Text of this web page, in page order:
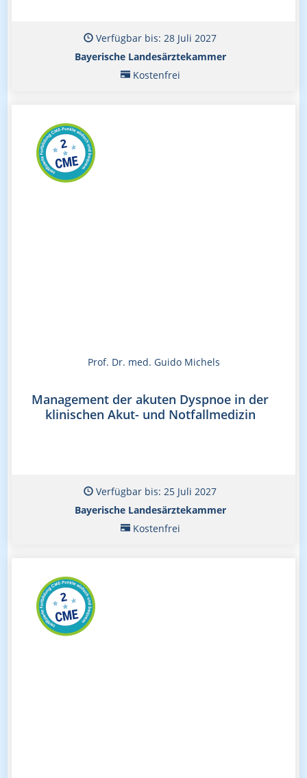
Verfügbar bis: 28 Juli 2027
Bayerische Landesärztekammer
Kostenfrei
Prof. Dr. med. Guido Michels
Management der akuten Dyspnoe in der
klinischen Akut- und Notfallmedizin
Verfügbar bis: 25 Juli 2027
Bayerische Landesärztekammer
Kostenfrei